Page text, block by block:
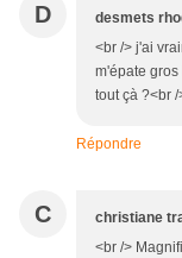
D desmets
<br /> j'ai
m'épate
tout çà ?<br
Répondre
C christiane
<br />